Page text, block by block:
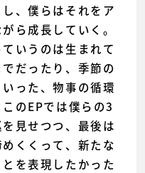
、僕らはそれをア
ら成長していく。
ていうのは生まれて
だったり、季節の
った、物事の循環
のEPでは僕らの3
見せつつ、最後は
めくくって、新たな
を表現したかった